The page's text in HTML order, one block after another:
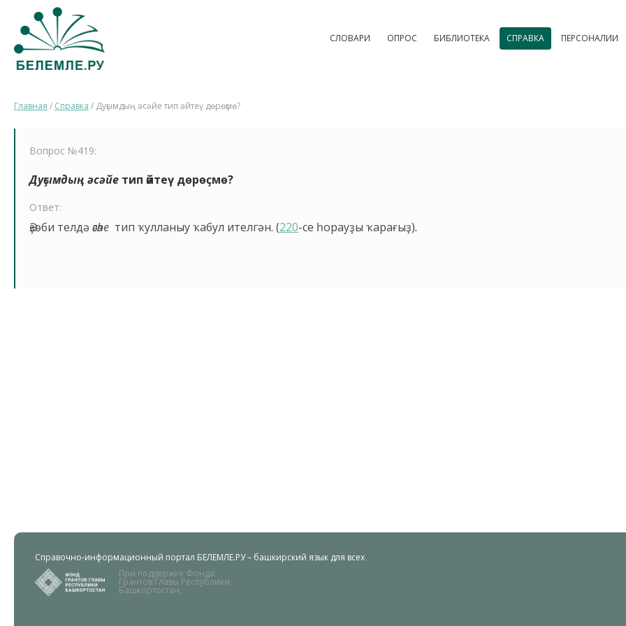
СЛОВАРИ ОПРОС БИБЛИОТЕКА СПРАВКА ПЕРСОНАЛИИ
Главная / Справка / Дуҫымдың әсәйе тип әйтеү дөрөҫмө?
Вопрос №419:
Дуҫымдың әсәйе тип әйтеү дөрөҫмө?
Ответ:
Әҙәби телдә әсәһе тип ҡулланыу ҡабул ителгән. (220-се һорауҙы ҡарағыҙ).
Справочно-информационный портал БЕЛЕМЛЕ.РУ – башкирский язык для всех
При поддержке Фонда
Грантов Главы Республики
Башкортостан.